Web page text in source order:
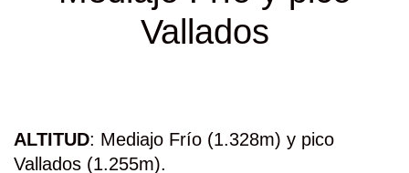
Vallados
ALTITUD: Mediajo Frío (1.328m) y pico
Vallados (1.255m).